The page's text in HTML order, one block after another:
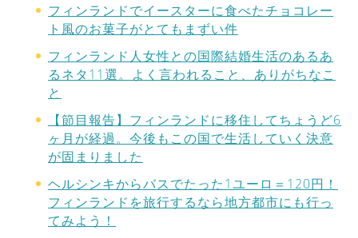
フィンランドでイースターに食べたチョコレー
ト風のお菓子がとてもまずい件
フィンランド人女性との国際結婚生活のあるあ
るネタ11選。よく言われること、ありがちなこ
と
【節目報告】フィンランドに移住してちょうど6
ヶ月が経過。今後もこの国で生活していく決意
が固まりました
ヘルシンキからバスでたった1ユーロ＝120円！
フィンランドを旅行するなら地方都市にも行っ
てみよう！